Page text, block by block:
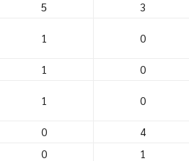
5 3
1 0
1 0
1 0
0 4
0 1